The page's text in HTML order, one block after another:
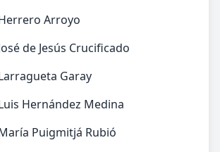
Arroyo
de Jesús Crucificado
Garay
Hernández Medina
Puigmitjá Rubió